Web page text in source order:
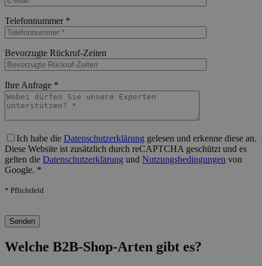
Telefonnummer *
Bevorzugte Rückruf-Zeiten
Ihre Anfrage *
Ich habe die Datenschutzerklärung gelesen und erkenne diese an.
Diese Website ist zusätzlich durch reCAPTCHA geschützt und es
gelten die Datenschutzerklärung und Nutzungsbedingungen von
Google. *
* Pflichtfeld
Welche B2B-Shop-Arten gibt es?